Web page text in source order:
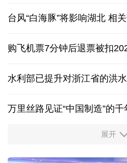
台风“白海豚”将影响湖北 相
购飞机票7分钟后退票被扣
水利部已提升对浙江省的洪
万里丝路见证“中国制造”的千
服务实体经济 财政金融打出“
展开